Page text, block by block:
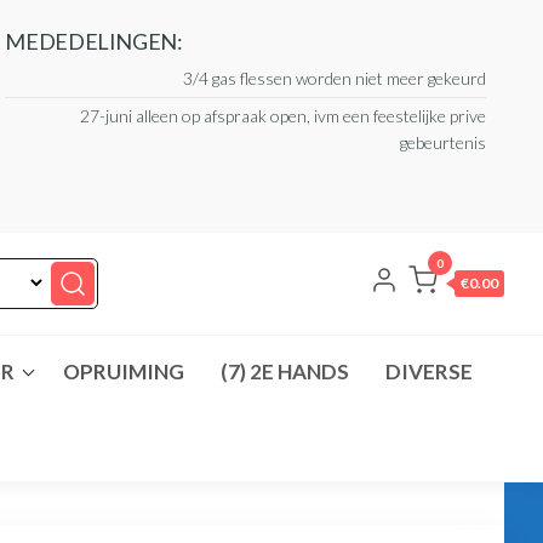
MEDEDELINGEN:
3/4 gas flessen worden niet meer gekeurd
27-juni alleen op afspraak open, ivm een feestelijke prive
gebeurtenis
0
€0.00
OPRUIMING (7) 2E HANDS DIVERSE